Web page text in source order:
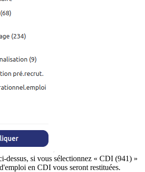
dessus, si vous sélectionnez « CDI (941) »
en CDI vous seront restituées.